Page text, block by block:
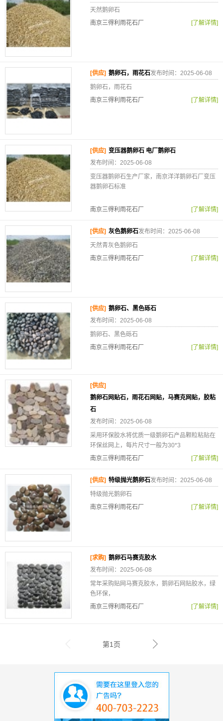
天然鹅卵石
南京三得利雨花石厂
[了解详情]
[供应] 鹅卵石，雨花石发布时间：2025-06-08
鹅卵石，雨花石
南京三得利雨花石厂
[了解详情]
[供应] 变压器鹅卵石 电厂鹅卵石
发布时间：2025-06-08
变压器鹅卵石生产厂家，南京洋洋鹅卵石厂变压
器鹅卵石标准
南京三得利雨花石厂 [了解详情]
[供应] 灰色鹅卵石发布时间：2025-06-08
天然青灰色鹅卵石
南京三得利雨花石厂
[了解详情]
[供应] 鹅卵石、黑色砾石
发布时间：2025-06-08
鹅卵石、黑色砾石
南京三得利雨花石厂
[了解详情]
[供应]
鹅卵石网贴石，雨花石网贴，马赛克网贴，胶粘
石
发布时间：2025-06-08
采用环保胶水将优质一级鹅卵石产品颗粒粘贴在
环保丝网上，每片尺寸一般为30*3
南京三得利雨花石厂
[了解详情]
[供应] 特级抛光鹅卵石发布时间：2025-06-08
特级抛光鹅卵石
南京三得利雨花石厂
[了解详情]
[求购] 鹅卵石马赛克胶水
发布时间：2025-06-08
常年采购贴网马赛克胶水，鹅卵石网贴胶水，绿
色环保，
南京三得利雨花石厂
[了解详情]
第1页